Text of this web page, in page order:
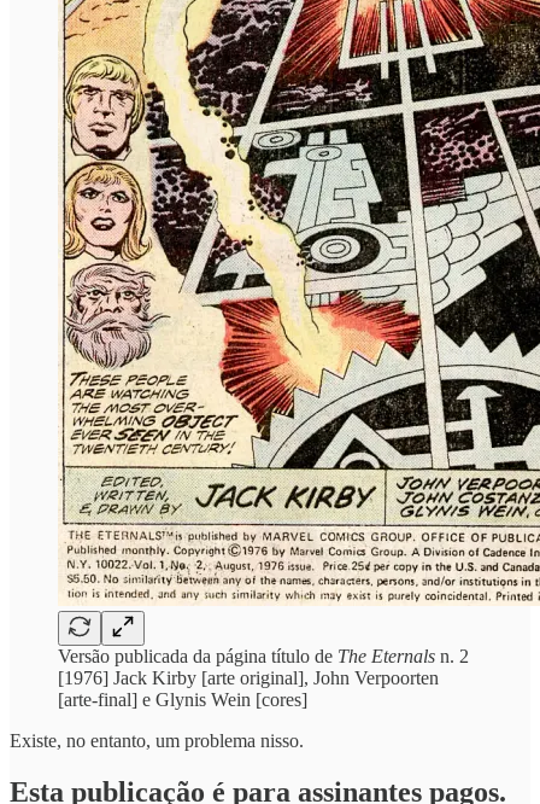
Versão publicada da página título de The Eternals n. 2
[1976] Jack Kirby [arte original], John Verpoorten
[arte-final] e Glynis Wein [cores]
Existe, no entanto, um problema nisso.
Esta publicação é para assinantes pagos.